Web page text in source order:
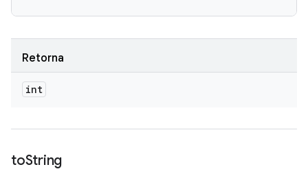
Retorna
int
toString